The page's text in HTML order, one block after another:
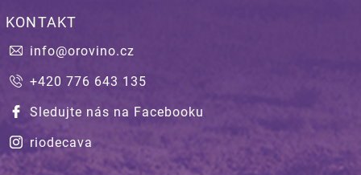
KONTAKT
info@orovino.cz
+420 776 643 135
Sledujte nás na Facebooku
riodecava